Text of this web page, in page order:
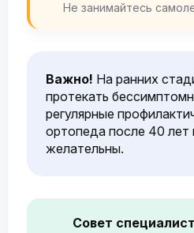
Не занимайтесь
Важно! На ранних
протекать
регулярные
ортопеда после 40 лет
желательны.
Совет